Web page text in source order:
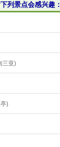
列景点会感兴趣：
三亚)
)